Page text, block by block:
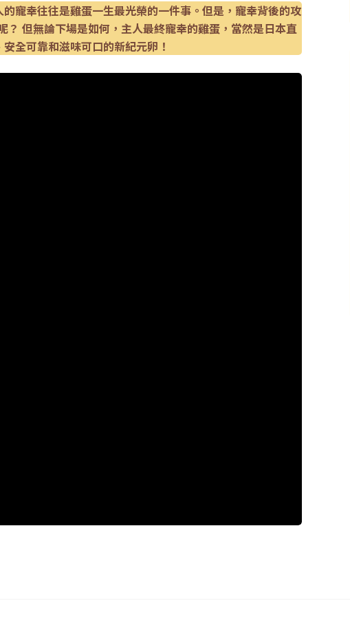
寵幸往往是雞蛋一生最光榮的一件事。但是，寵幸背後的攻
但無論下場是如何，主人最終寵幸的雞蛋，當然是日本直
全可靠和滋味可口的新紀元卵！